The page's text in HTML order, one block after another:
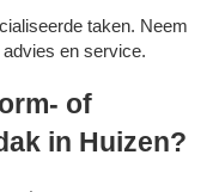
taken. Neem
en service.
of
in Huizen?